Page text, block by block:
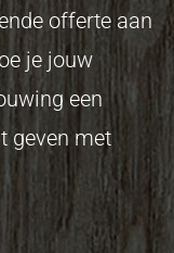
offerte aan
je jouw
een
geven met